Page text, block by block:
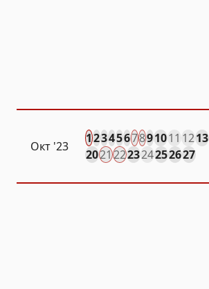
Окт '23
1234567891011 1213
2021222324252627